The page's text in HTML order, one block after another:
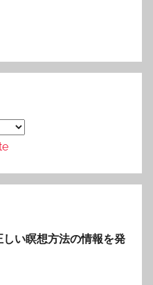
い瞑想方法の情報を発